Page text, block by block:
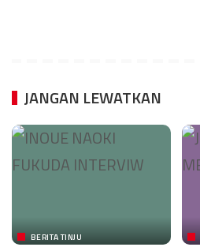
JANGAN LEWATKAN
BERITA TINJU